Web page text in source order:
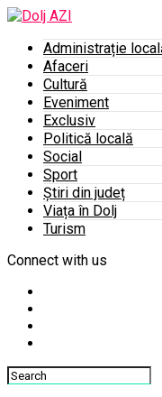
Administrație
Afaceri
Cultură
Eveniment
Exclusiv
Politică locală
Social
Sport
Știri din județ
Viața în Dolj
Turism
Connect with us